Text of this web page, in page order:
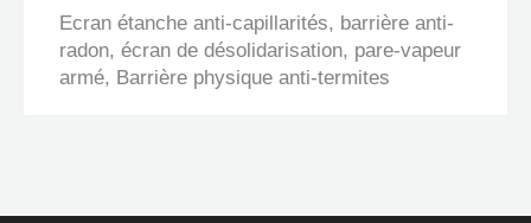
Ecran étanche anti-capillarités, barrière anti-
radon, écran de désolidarisation, pare-vapeur
armé, Barrière physique anti-termites